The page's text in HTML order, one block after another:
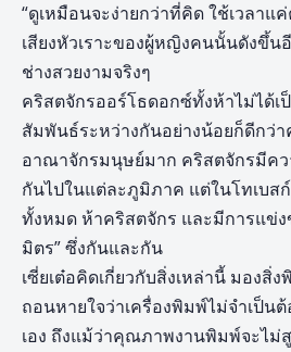
“ดูเหมือนจะง่ายกว่าที่คิด ใช้เวลาแ
เสียงหัวเราะของผู้หญิงคนนั้นดังขึ้
ช่างสวยงามจริงๆ
คริสตจักรออร์โธดอกซ์ทั้งห้าไม่ได้เ
สัมพันธ์ระหว่างกันอย่างน้อยก็ดีกว่
อาณาจักรมนุษย์มาก คริสตจักรมีค
กันไปในแต่ละภูมิภาค แต่ในโทเบส
ทั้งหมด ห้าคริสตจักร และมีการแข่
มิตร” ซึ่งกันและกัน
เซี่ยเต๋อคิดเกี่ยวกับสิ่งเหล่านี้ มองสิ่
ถอนหายใจว่าเครื่องพิมพ์ไม่จำเป็นต้
เอง ถึงแม้ว่าคุณภาพงานพิมพ์จะไม่